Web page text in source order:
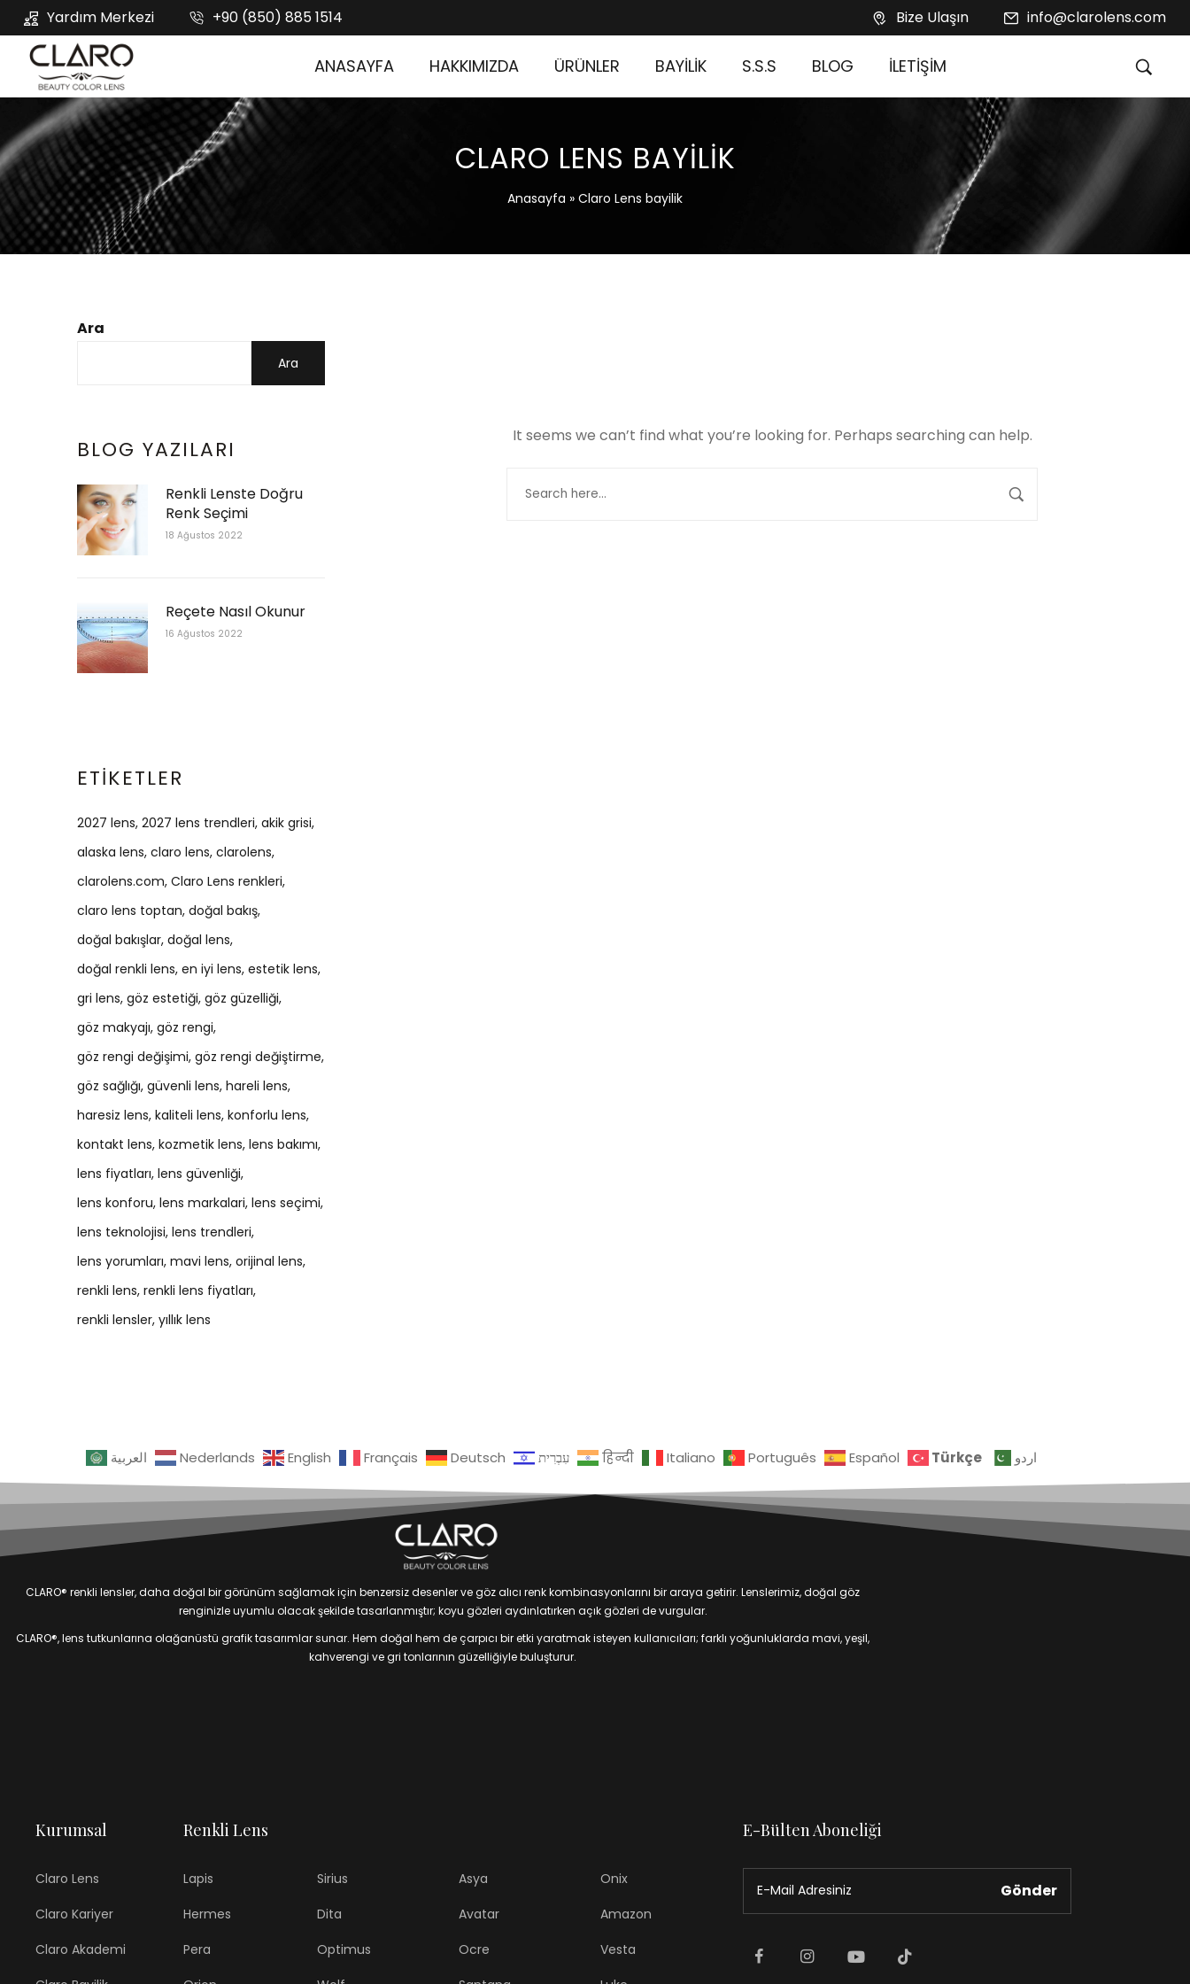
Yardım Merkezi +90 (850) 885 1514 Bize Ulaşın info@clarolens.com
ANASAYFA HAKKIMIZDA ÜRÜNLER BAYİLİK S.S.S BLOG İLETİŞİM
CLARO LENS BAYILIK
Anasayfa » Claro Lens bayilik
Ara
Ara
BLOG YAZILARI
Renkli Lenste Doğru
Renk Seçimi
18 Ağustos 2022
Reçete Nasıl Okunur
16 Ağustos 2022
ETIKETLER
2027 lens 2027 lens trendleri akik grisi
alaska lens claro lens clarolens
clarolens.com Claro Lens renkleri
claro lens toptan doğal bakış
doğal bakışlar doğal lens
doğal renkli lens en iyi lens estetik lens
gri lens göz estetiği göz güzelliği
göz makyajı göz rengi
göz rengi değişimi göz rengi değiştirme
göz sağlığı güvenli lens hareli lens
haresiz lens kaliteli lens konforlu lens
kontakt lens kozmetik lens lens bakımı
lens fiyatları lens güvenliği
lens konforu lens markalari lens seçimi
lens teknolojisi lens trendleri
lens yorumları mavi lens orijinal lens
renkli lens renkli lens fiyatları
renkli lensler yıllık lens
It seems we can’t find what you’re looking for. Perhaps searching can help.
العربية Nederlands English Français Deutsch עִבְרִית हिन्दी Italiano Português Español Türkçe اردو
CLARO® renkli lensler, daha doğal bir görünüm sağlamak için benzersiz desenler ve göz alıcı renk kombinasyonlarını bir araya getirir. Lenslerimiz, doğal göz
renginizle uyumlu olacak şekilde tasarlanmıştır; koyu gözleri aydınlatırken açık gözleri de vurgular.
CLARO®, lens tutkunlarına olağanüstü grafik tasarımlar sunar. Hem doğal hem de çarpıcı bir etki yaratmak isteyen kullanıcıları; farklı yoğunluklarda mavi, yeşil,
kahverengi ve gri tonlarının güzelliğiyle buluşturur.
Kurumsal
Claro Lens
Claro Kariyer
Claro Akademi
Renkli Lens
Lapis
Hermes
Pera
Sirius
Dita
Optimus
Asya
Avatar
Ocre
Onix
Amazon
Vesta
E-Bülten Aboneliği
Gönder